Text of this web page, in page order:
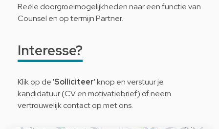
Reële doorgroeimogelijkheden naar een functie van
Counsel en op termijn Partner.
Interesse?
Klik op de 'Solliciteer' knop en verstuur je
kandidatuur (CV en motivatiebrief) of neem
vertrouwelijk contact op met ons.